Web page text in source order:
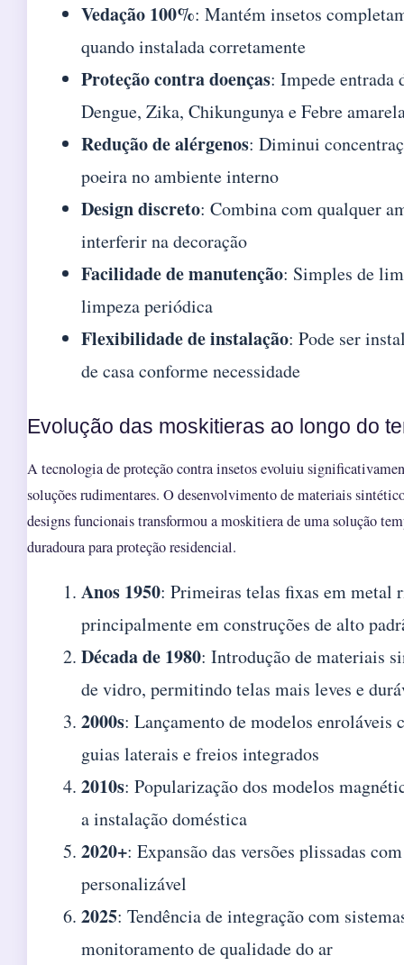
Vedação 100%: Mantém insetos
quando instalada corretamente
Proteção contra doenças: Impede entrada
Dengue, Zika, Chikungunya e Febre
Redução de alérgenos: Diminui
poeira no ambiente interno
Design discreto: Combina com qualquer
interferir na decoração
Facilidade de manutenção: Simples de
limpeza periódica
Flexibilidade de instalação: Pode ser
de casa conforme necessidade
Evolução das moskitieras ao longo do
A tecnologia de proteção contra insetos evoluiu
soluções rudimentares. O desenvolvimento de materiais
designs funcionais transformou a moskitiera de uma solução
duradoura para proteção residencial.
Anos 1950: Primeiras telas fixas em metal
principalmente em construções de alto
Década de 1980: Introdução de materiais
de vidro, permitindo telas mais leves e
2000s: Lançamento de modelos enroláveis
guias laterais e freios integrados
2010s: Popularização dos modelos
a instalação doméstica
2020+: Expansão das versões plissadas
personalizável
2025: Tendência de integração com
monitoramento de qualidade do ar